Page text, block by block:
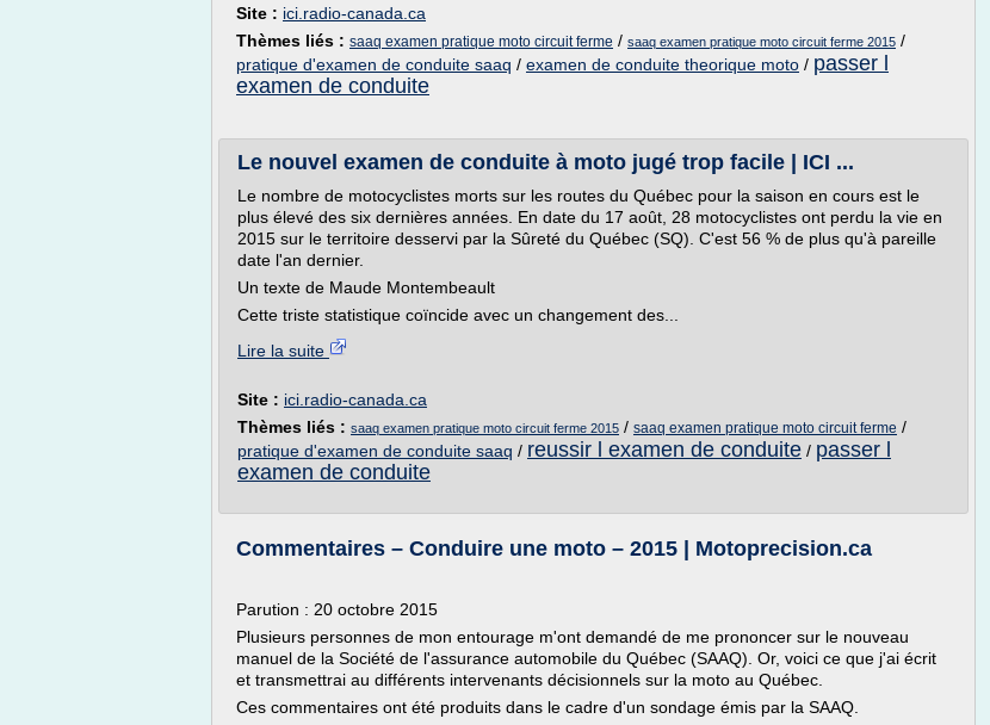
Site : ici.radio-canada.ca
Thèmes liés : saaq examen pratique moto circuit ferme / saaq examen pratique moto circuit ferme 2015 /
pratique d'examen de conduite saaq / examen de conduite theorique moto / passer l
examen de conduite
Le nouvel examen de conduite à moto jugé trop facile | ICI ...
Le nombre de motocyclistes morts sur les routes du Québec pour la saison en cours est le
plus élevé des six dernières années. En date du 17 août, 28 motocyclistes ont perdu la vie en
2015 sur le territoire desservi par la Sûreté du Québec (SQ). C'est 56 % de plus qu'à pareille
date l'an dernier.
Un texte de Maude Montembeault
Cette triste statistique coïncide avec un changement des...
Lire la suite
Site : ici.radio-canada.ca
Thèmes liés : saaq examen pratique moto circuit ferme 2015 / saaq examen pratique moto circuit ferme /
pratique d'examen de conduite saaq / reussir l examen de conduite / passer l
examen de conduite
Commentaires – Conduire une moto – 2015 | Motoprecision.ca
Parution : 20 octobre 2015
Plusieurs personnes de mon entourage m'ont demandé de me prononcer sur le nouveau
manuel de la Société de l'assurance automobile du Québec (SAAQ). Or, voici ce que j'ai écrit
et transmettrai au différents intervenants décisionnels sur la moto au Québec.
Ces commentaires ont été produits dans le cadre d'un sondage émis par la SAAQ.